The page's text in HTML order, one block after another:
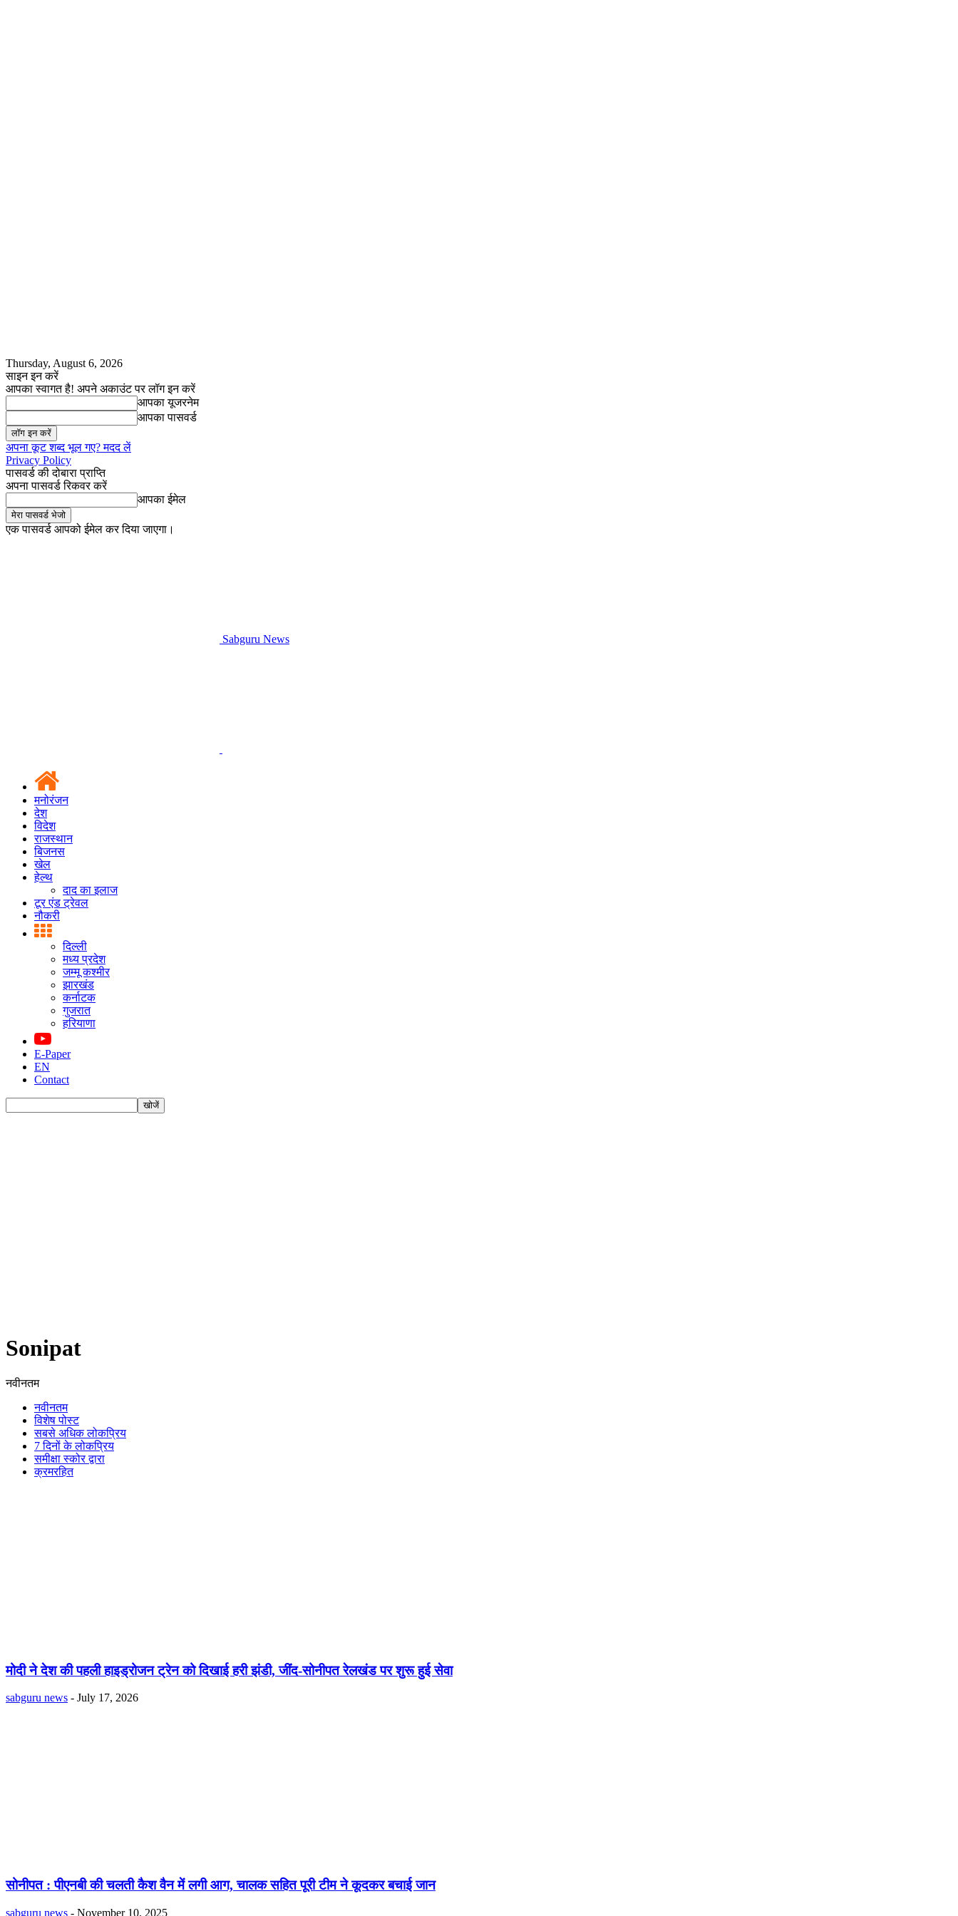
Thursday, August 6, 2026
साइन इन करें
आपका स्वागत है! अपने अकाउंट पर लॉग इन करें
आपका यूजरनेम
आपका पासवर्ड
अपना कूट शब्द भूल गए? मदद लें
Privacy Policy
पासवर्ड की दोबारा प्राप्ति
अपना पासवर्ड रिकवर करें
आपका ईमेल
एक पासवर्ड आपको ईमेल कर दिया जाएगा।
Sabguru News
मनोरंजन
देश
विदेश
राजस्थान
बिजनस
खेल
हेल्थ
दाद का इलाज
टूर एंड ट्रेवल
नौकरी
दिल्ली
मध्य प्रदेश
जम्मू कश्मीर
झारखंड
कर्नाटक
गुजरात
हरियाणा
E-Paper
EN
Contact
Sonipat
नवीनतम
नवीनतम
विशेष पोस्ट
सबसे अधिक लोकप्रिय
7 दिनों के लोकप्रिय
समीक्षा स्कोर द्वारा
क्रमरहित
मोदी ने देश की पहली हाइड्रोजन ट्रेन को दिखाई हरी झंडी, जींद-सोनीपत रेलखंड पर शुरू हुई सेवा
sabguru news - July 17, 2026
सोनीपत : पीएनबी की चलती कैश वैन में लगी आग, चालक सहित पूरी टीम ने कूदकर बचाई जान
sabguru news - November 10, 2025